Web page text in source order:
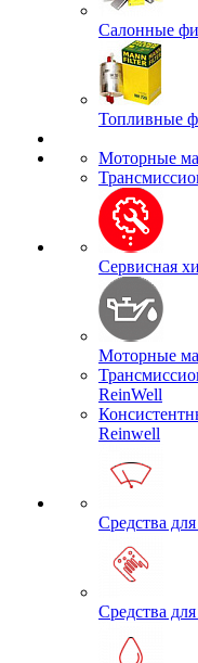
Салонные
Топливные
Моторные
Сервисная
Моторные
ReinWell
Reinwell
Средства для
Средства